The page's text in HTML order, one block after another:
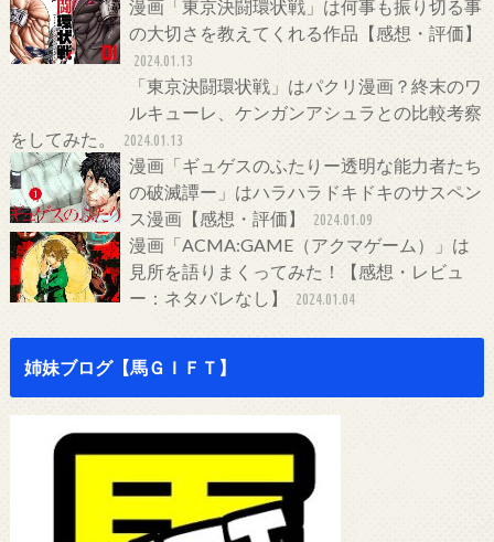
漫画「東京決闘環状戦」は何事も振り切る事
の大切さを教えてくれる作品【感想・評価】
2024.01.13
「東京決闘環状戦」はパクリ漫画？終末のワ
ルキューレ、ケンガンアシュラとの比較考察
をしてみた。
2024.01.13
漫画「ギュゲスのふたりー透明な能力者たち
の破滅譚ー」はハラハラドキドキのサスペン
ス漫画【感想・評価】
2024.01.09
漫画「ACMA:GAME（アクマゲーム）」は
見所を語りまくってみた！【感想・レビュ
ー：ネタバレなし】
2024.01.04
姉妹ブログ【馬ＧＩＦＴ】